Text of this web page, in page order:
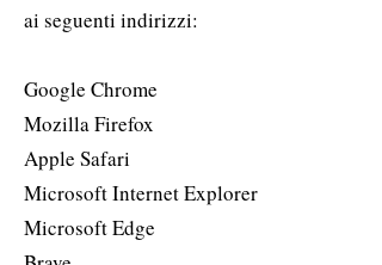
ai seguenti indirizzi:
Google Chrome
Mozilla Firefox
Apple Safari
Microsoft Internet Explorer
Microsoft Edge